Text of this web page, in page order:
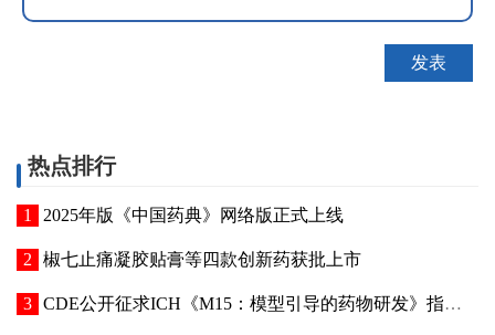
热点排行
2025年版《中国药典》网络版正式上线
椒七止痛凝胶贴膏等四款创新药获批上市
CDE公开征求ICH《M15：模型引导的药物研发》指导原则实施建议和中文翻译稿意见